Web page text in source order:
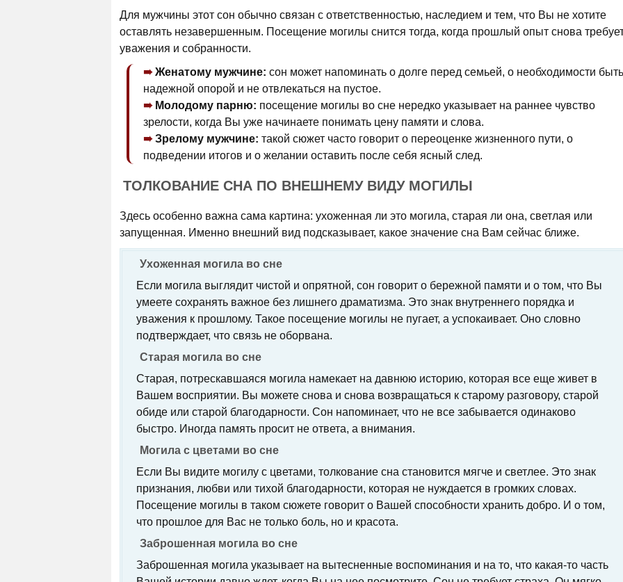
Для мужчины этот сон обычно связан с ответственностью, наследием и тем, что Вы не хотите
оставлять незавершенным. Посещение могилы снится тогда, когда прошлый опыт снова
уважения и собранности.
Женатому мужчине: сон может напоминать о долге перед семьей, о необходимости быть
надежной опорой и не отвлекаться на пустое.
Молодому парню: посещение могилы во сне нередко указывает на раннее чувство
зрелости, когда Вы уже начинаете понимать цену памяти и слова.
Зрелому мужчине: такой сюжет часто говорит о переоценке жизненного пути, о
подведении итогов и о желании оставить после себя ясный след.
ТОЛКОВАНИЕ СНА ПО ВНЕШНЕМУ ВИДУ МОГИЛЫ
Здесь особенно важна сама картина: ухоженная ли это могила, старая ли она, светлая или
запущенная. Именно внешний вид подсказывает, какое значение сна Вам сейчас ближе.
Ухоженная могила во сне
Если могила выглядит чистой и опрятной, сон говорит о бережной памяти и о том, что Вы
умеете сохранять важное без лишнего драматизма. Это знак внутреннего порядка и
уважения к прошлому. Такое посещение могилы не пугает, а успокаивает. Оно словно
подтверждает, что связь не оборвана.
Старая могила во сне
Старая, потрескавшаяся могила намекает на давнюю историю, которая все еще живет в
Вашем восприятии. Вы можете снова и снова возвращаться к старому разговору, старой
обиде или старой благодарности. Сон напоминает, что не все забывается одинаково
быстро. Иногда память просит не ответа, а внимания.
Могила с цветами во сне
Если Вы видите могилу с цветами, толкование сна становится мягче и светлее. Это знак
признания, любви или тихой благодарности, которая не нуждается в громких словах.
Посещение могилы в таком сюжете говорит о Вашей способности хранить добро. И о том,
что прошлое для Вас не только боль, но и красота.
Заброшенная могила во сне
Заброшенная могила указывает на вытесненные воспоминания и на то, что какая-то часть